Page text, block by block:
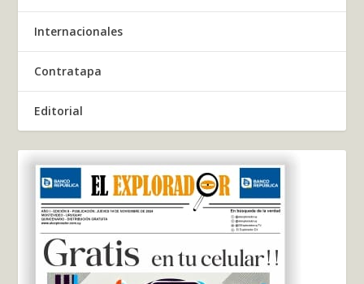
Internacionales
Contratapa
Editorial